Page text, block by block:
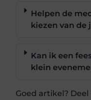
Helpen de
kiezen van de
Kan ik een
klein
Goed artikel?